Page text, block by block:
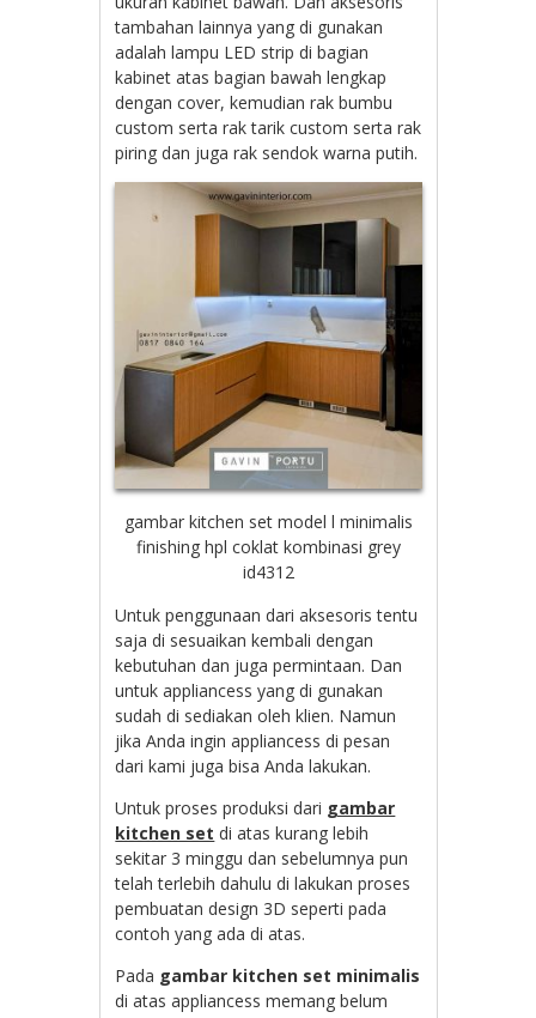
tambahan lainnya yang di gunakan
adalah lampu LED strip di bagian
kabinet atas bagian bawah lengkap
dengan cover, kemudian rak bumbu
custom serta rak tarik custom serta rak
piring dan juga rak sendok warna putih.
gambar kitchen set model l minimalis
finishing hpl coklat kombinasi grey
id4312
Untuk penggunaan dari aksesoris tentu
saja di sesuaikan kembali dengan
kebutuhan dan juga permintaan. Dan
untuk appliancess yang di gunakan
sudah di sediakan oleh klien. Namun
jika Anda ingin appliancess di pesan
dari kami juga bisa Anda lakukan.
Untuk proses produksi dari gambar
kitchen set di atas kurang lebih
sekitar 3 minggu dan sebelumnya pun
telah terlebih dahulu di lakukan proses
pembuatan design 3D seperti pada
contoh yang ada di atas.
Pada gambar kitchen set minimalis
di atas appliancess memang belum